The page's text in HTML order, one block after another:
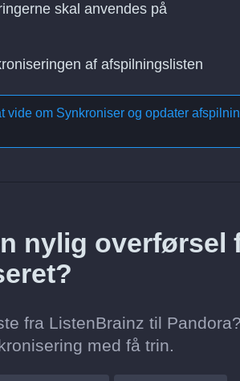
skal anvendes på
af afspilningslisten
vide om Synkroniser og opdater
nylig overførsel
fra ListenBrainz til
med få trin.